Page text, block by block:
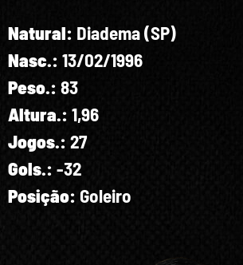
Natural: Diadema (SP)
Nasc.: 13/02/1996
Peso.: 83
Altura.: 1,96
Jogos.: 27
Gols.: -32
Posição: Goleiro